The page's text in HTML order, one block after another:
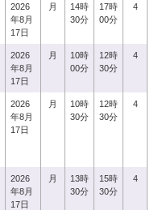
2026
年8月
17日
月
14時
30分
17時
00分
4
2026
年8月
17日
月
10時
00分
12時
30分
4
2026
年8月
17日
月
10時
30分
12時
30分
4
2026
年8月
17日
月
13時
30分
15時
30分
4